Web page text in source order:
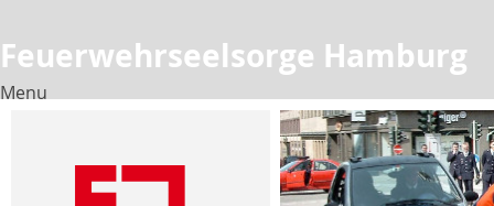
Feuerwehrseelsorge Hamburg
Menu